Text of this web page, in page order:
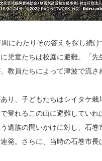
にわたりその答えを探し続け
児童たちは校庭に避難。「
教員たちによって津波で流
り、子どもたちはシイタケ栽
登れるこの山に避難してい
遺族の問いかけに対し、石巻
発。さらに、当時の石巻市